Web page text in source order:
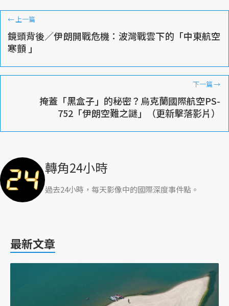
←上一篇
鏡頭背後／伊朗開戰危機：波灣戰雲下的「中東航空
寒顫 」
下一篇→
掩蓋「黑盒子」的秘密？烏克蘭國際航空PS-
752「伊朗空難之謎」（更新擊落影片）
轉角24小時
過去24小時，每天影像中的國際深度事件點。
最新文章